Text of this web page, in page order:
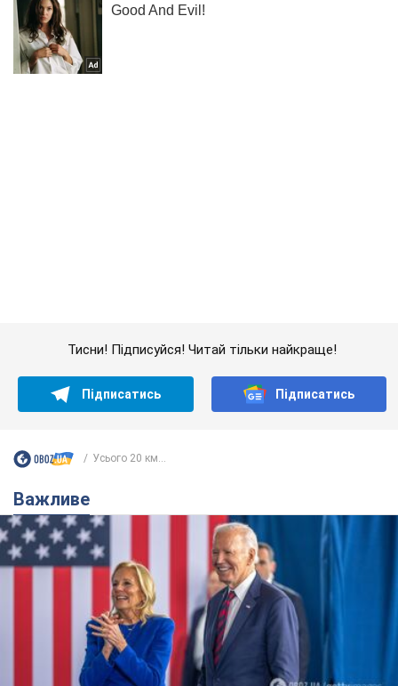
перший симптом, який сигналізував про його
"агресивний" рак
Спершу лікарі не надали цьому належної уваги
12,6 т.
Її вбила Росія: померла 13-річна
дівчинка, поранена внаслідок
російської атаки на Сумщину. Фото